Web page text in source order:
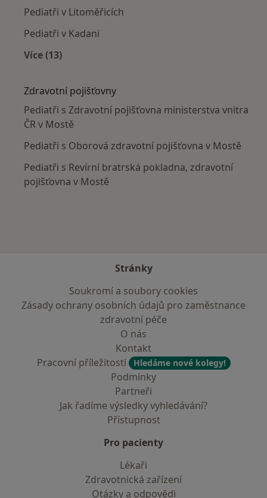
Pediatři v Litoměřicích
Pediatři v Kadani
Více (13)
Zdravotní pojišťovny
Pediatři s Zdravotní pojišťovna ministerstva vnitra
ČR v Mostě
Pediatři s Oborová zdravotní pojišťovna v Mostě
Pediatři s Revírní bratrská pokladna, zdravotní
pojišťovna v Mostě
Stránky
Soukromí a soubory cookies
Zásady ochrany osobních údajů pro zaměstnance
zdravotní péče
O nás
Kontakt
Pracovní příležitosti
Hledáme nové kolegy!
Podmínky
Partneři
Jak řadíme výsledky vyhledávání?
Přístupnost
Pro pacienty
Lékaři
Zdravotnická zařízení
Otázky a odpovědi